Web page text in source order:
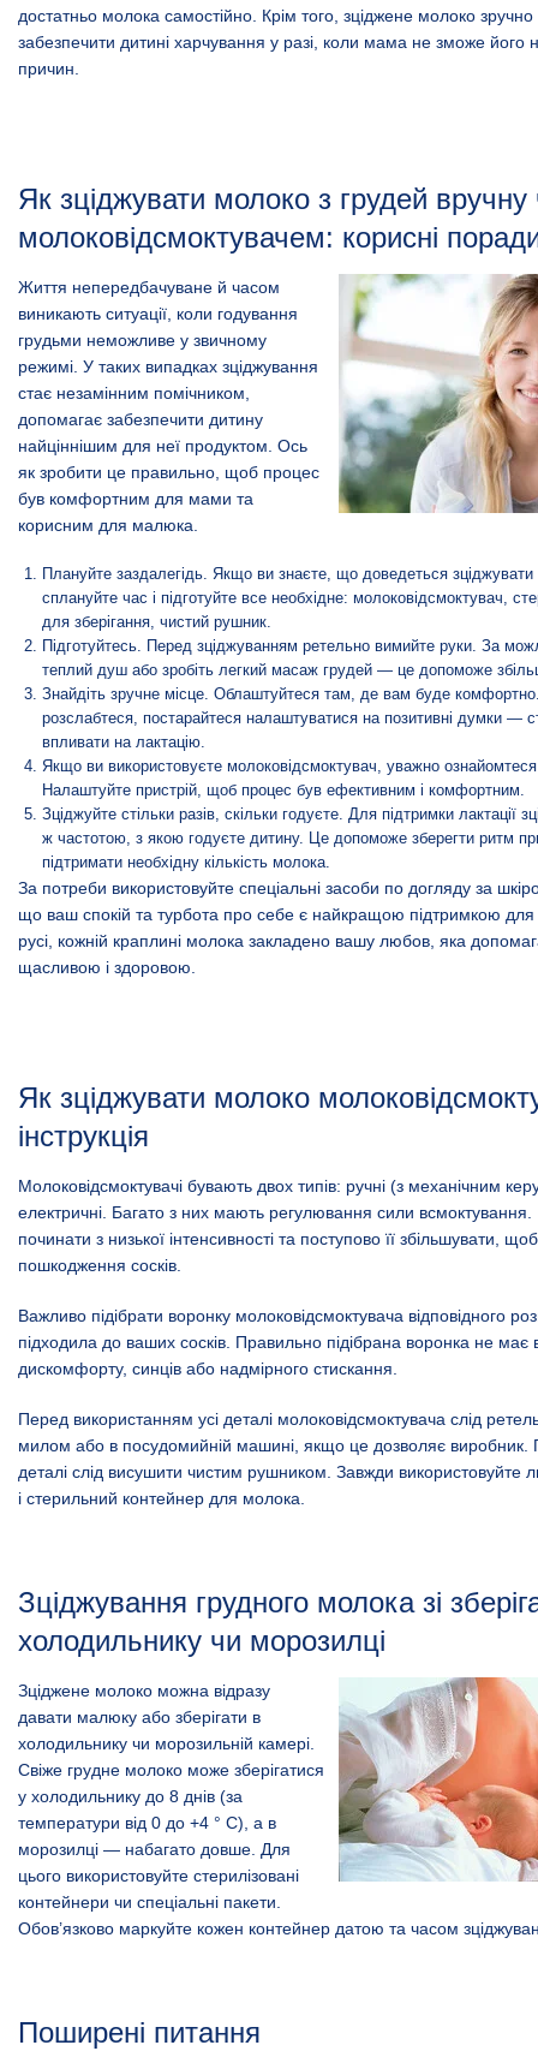
достатньо молока самостійно. Крім того, зціджене молоко
забезпечити дитині харчування у разі, коли мама не зможе його
причин.
Як зціджувати молоко з грудей вручну
молоковідсмоктувачем: корисні
Життя непередбачуване й часом
виникають ситуації, коли годування
грудьми неможливе у звичному
режимі. У таких випадках зціджування
стає незамінним помічником,
допомагає забезпечити дитину
найціннішим для неї продуктом. Ось
як зробити це правильно, щоб процес
був комфортним для мами та
корисним для малюка.
Плануйте заздалегідь. Якщо ви знаєте, що доведеться зціджувати
сплануйте час і підготуйте все необхідне: молоковідсмоктувач,
для зберігання, чистий рушник.
Підготуйтесь. Перед зціджуванням ретельно вимийте руки. За
теплий душ або зробіть легкий масаж грудей — це допоможе
Знайдіть зручне місце. Облаштуйтеся там, де вам буде
розслабтеся, постарайтеся налаштуватися на позитивні думки —
впливати на лактацію.
Якщо ви використовуєте молоковідсмоктувач, уважно ознайомтеся
Налаштуйте пристрій, щоб процес був ефективним і комфортним.
Зціджуйте стільки разів, скільки годуєте. Для підтримки лактації
ж частотою, з якою годуєте дитину. Це допоможе зберегти ритм
підтримати необхідну кількість молока.
За потреби використовуйте спеціальні засоби по догляду за
що ваш спокій та турбота про себе є найкращою підтримкою
русі, кожній краплині молока закладено вашу любов, яка
щасливою і здоровою.
Як зціджувати молоко
інструкція
Молоковідсмоктувачі бувають двох типів: ручні (з механічним
електричні. Багато з них мають регулювання сили
починати з низької інтенсивності та поступово її збільшувати,
пошкодження сосків.
Важливо підібрати воронку молоковідсмоктувача відповідного
підходила до ваших сосків. Правильно підібрана воронка не має
дискомфорту, синців або надмірного стискання.
Перед використанням усі деталі молоковідсмоктувача слід
милом або в посудомийній машині, якщо це дозволяє виробник.
деталі слід висушити чистим рушником. Завжди використовуйте
і стерильний контейнер для молока.
Зціджування грудного молока зі
холодильнику чи морозилці
Зціджене молоко можна відразу
давати малюку або зберігати в
холодильнику чи морозильній камері.
Свіже грудне молоко може зберігатися
у холодильнику до 8 днів (за
температури від 0 до +4 ° С), а в
морозилці — набагато довше. Для
цього використовуйте стерилізовані
контейнери чи спеціальні пакети.
Обов’язково маркуйте кожен контейнер датою та часом
Поширені питання